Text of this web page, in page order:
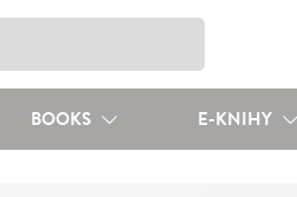
BOOKS E-KNIHY